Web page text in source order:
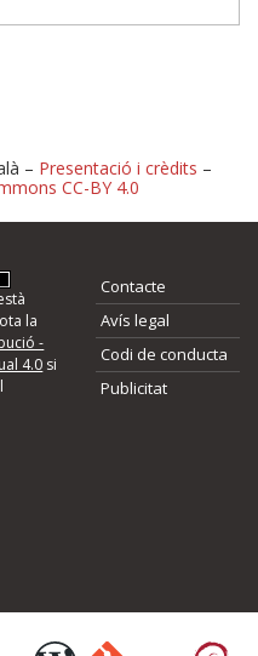
millores o
alguna millora, ompliu els
l'error del qual voleu informar-
– Presentació i crèdits –
CC-BY 4.0
la
-
4.0 si
Contacte
Avís legal
Codi de conducta
Publicitat